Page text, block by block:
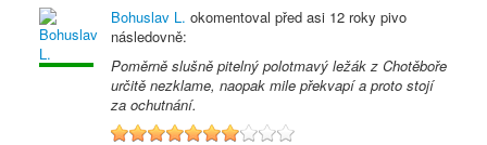
Bohuslav L. okomentoval před asi 12 roky pivo
následovně:
Poměrně slušně pitelný polotmavý ležák z Chotěboře
určitě nezklame, naopak mile překvapí a proto stojí
za ochutnání.
7